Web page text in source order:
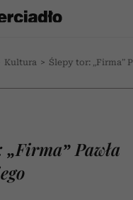
Kultura > Ślepy tor: „Firma”
Pawła